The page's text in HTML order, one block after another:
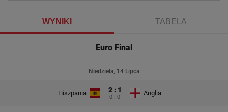
WYNIKI TABELA
Euro Final
Niedziela, 14 Lipca
Hiszpania 2 : 1
0 : 0
Anglia